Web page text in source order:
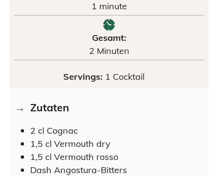
1 minute
Gesamt:
2 Minuten
Servings: 1 Cocktail
Zutaten
2 cl Cognac
1,5 cl Vermouth dry
1,5 cl Vermouth rosso
Dash Angostura-Bitters